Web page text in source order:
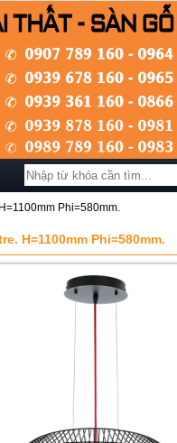
Phi=580mm.
H=1100mm Phi=580mm.